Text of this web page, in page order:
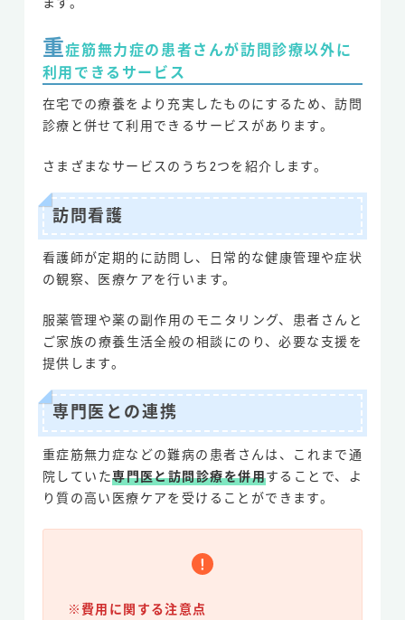
重症筋無力症の患者さんが訪問診療以外に
利用できるサービス
在宅での療養をより充実したものにするため、訪問
診療と併せて利用できるサービスがあります。
さまざまなサービスのうち2つを紹介します。
訪問看護
看護師が定期的に訪問し、日常的な健康管理や症状
の観察、医療ケアを行います。
服薬管理や薬の副作用のモニタリング、患者さんと
ご家族の療養生活全般の相談にのり、必要な支援を
提供します。
専門医との連携
重症筋無力症などの難病の患者さんは、これまで通
院していた専門医と訪問診療を併用することで、よ
り質の高い医療ケアを受けることができます。
※費用に関する注意点